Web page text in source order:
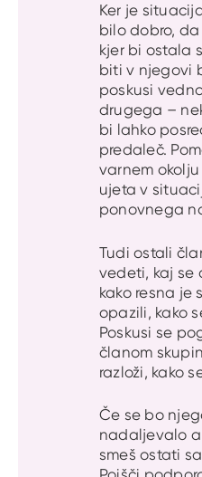
Ker je
bilo dobro,
kjer bi ostala
biti v njegovi
poskusi
drugega –
bi lahko
predaleč.
varnem
ujeta v
ponovnega
Tudi ostali
vedeti, kaj se
kako resna je
opazili, kako
Poskusi se
članom
razloži, kako
Če se bo
nadaljevalo
smeš ostati